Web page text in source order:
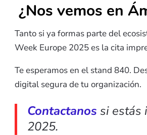
¿Nos vemos en
Tanto si ya formas parte del
Week Europe 2025 es la cita
Te esperamos en el stand 840.
digital segura de tu organización.
Contactanos si estás
2025.